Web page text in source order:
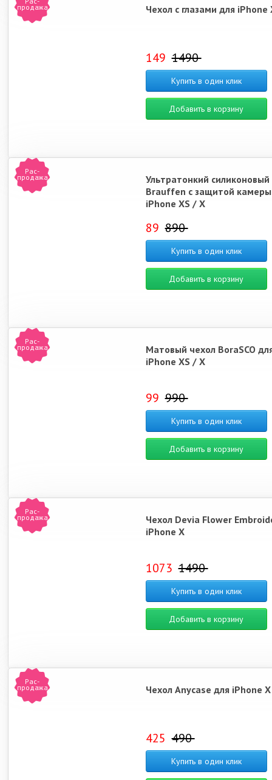
продажа Чехол с глазами для iPhone
149 1490
Купить в один клик
Добавить в корзину
Рас-
продажа
Ультратонкий силиконовый
Brauffen с защитой
iPhone XS / X
89 890
Купить в один клик
Добавить в корзину
Рас-
продажа
Матовый чехол BoraSCO
iPhone XS / X
99 990
Купить в один клик
Добавить в корзину
Рас-
продажа
Чехол Devia Flower
iPhone X
1073 1490
Купить в один клик
Добавить в корзину
Рас-
продажа Чехол Anycase для iPhone X
425 490
Купить в один клик